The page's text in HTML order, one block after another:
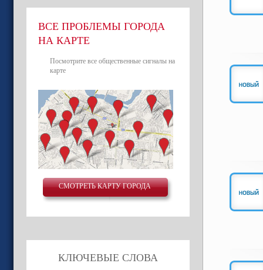
ВСЕ ПРОБЛЕМЫ ГОРОДА
НА КАРТЕ
Посмотрите все общественные сигналы на
карте
СМОТРЕТЬ КАРТУ ГОРОДА
КЛЮЧЕВЫЕ СЛОВА